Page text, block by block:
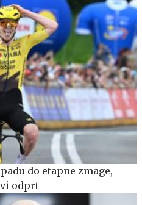
do etapne zmage,
odprt